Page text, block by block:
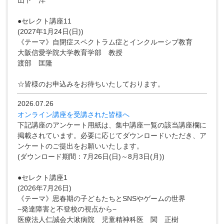
●セレクト講座11
(2027年1月24日(日))
《テーマ》自閉症スペクトラム症とインクルーシブ教育
大阪信愛学院大学教育学部 教授
渡部 匡隆
☆皆様のお申込みをお待ちいたしております。
2026.07.26
オンライン講座を受講された皆様へ
下記講座のアンケート用紙は、集中講座一覧の該当講座欄に
掲載されています。必要に応じてダウンロードいただき、ア
ンケートのご提出をお願いいたします。
(ダウンロード期間：7月26日(日)～8月3日(月))
●セレクト講座1
(2026年7月26日)
《テーマ》思春期の子どもたちとSNSやゲームの世界
−発達障害と不登校の視点から−
医療法人仁誠会大湫病院 児童精神科医 関 正樹